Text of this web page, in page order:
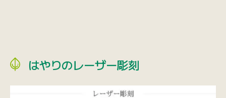
はやりのレーザー彫刻